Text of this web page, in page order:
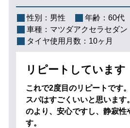
性別： 男性 年齢： 60代
車種： マツダアクセラセダン
タイヤ使用月数： 10ヶ月
リピートしています
これで2度目のリピートです
スパはすごくいいと思います
のより、安心ですし、静寂性
す。